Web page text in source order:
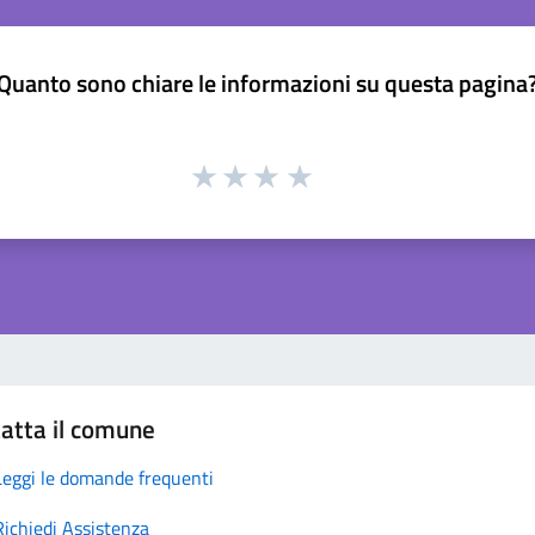
sono chiare le informazioni su questa
il comune
le domande frequenti
Assistenza